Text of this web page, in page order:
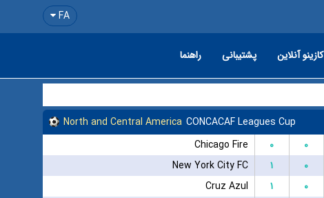
FA
کازینو آنلاین پشتیبانی راهنما
North and Central America CONCACAF Leagues Cup
Chicago Fire
۰ ۰
New York City FC
۱ ۰
Cruz Azul
۱ ۰